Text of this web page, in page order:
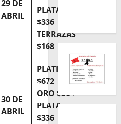
29 DE
ABRIL
PLATA
$336
TERRAZAS
$168
30 DE
ABRIL
PLATINO
$672
ORO $504
PLATA
$336